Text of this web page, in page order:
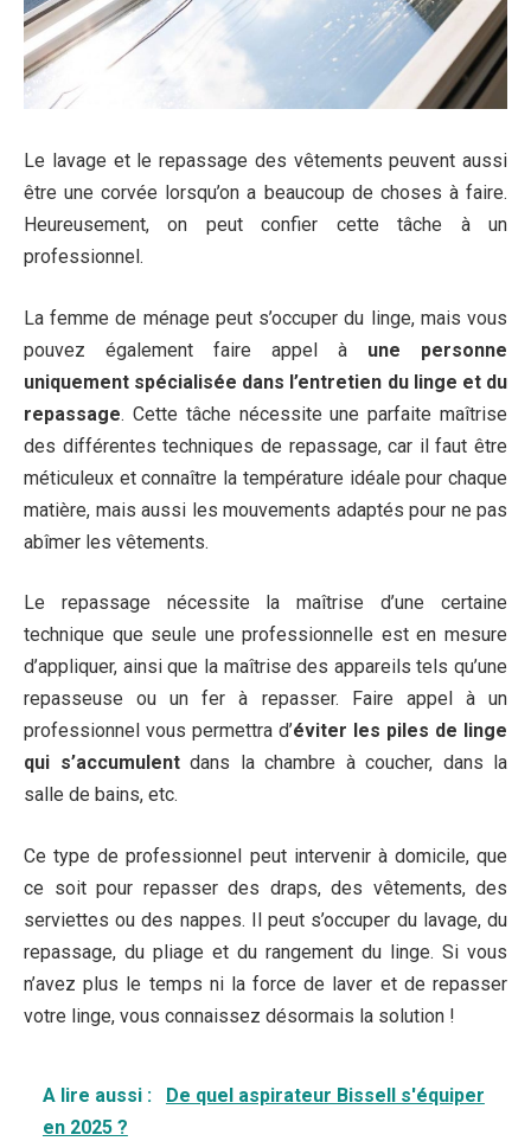
Le lavage et le repassage des vêtements peuvent aussi
être une corvée lorsqu’on a beaucoup de choses à faire.
Heureusement, on peut confier cette tâche à un
professionnel.
La femme de ménage peut s’occuper du linge, mais vous
pouvez également faire appel à une personne
uniquement spécialisée dans l’entretien du linge et du
repassage. Cette tâche nécessite une parfaite maîtrise
des différentes techniques de repassage, car il faut être
méticuleux et connaître la température idéale pour chaque
matière, mais aussi les mouvements adaptés pour ne pas
abîmer les vêtements.
Le repassage nécessite la maîtrise d’une certaine
technique que seule une professionnelle est en mesure
d’appliquer, ainsi que la maîtrise des appareils tels qu’une
repasseuse ou un fer à repasser. Faire appel à un
professionnel vous permettra d’éviter les piles de linge
qui s’accumulentdans la chambre à coucher, dans la
salle de bains, etc.
Ce type de professionnel peut intervenir à domicile, que
ce soit pour repasser des draps, des vêtements, des
serviettes ou des nappes. Il peut s’occuper du lavage, du
repassage, du pliage et du rangement du linge. Si vous
n’avez plus le temps ni la force de laver et de repasser
votre linge, vous connaissez désormais la solution !
A lire aussi :
De quel aspirateur Bissell s'équiper
en 2025 ?